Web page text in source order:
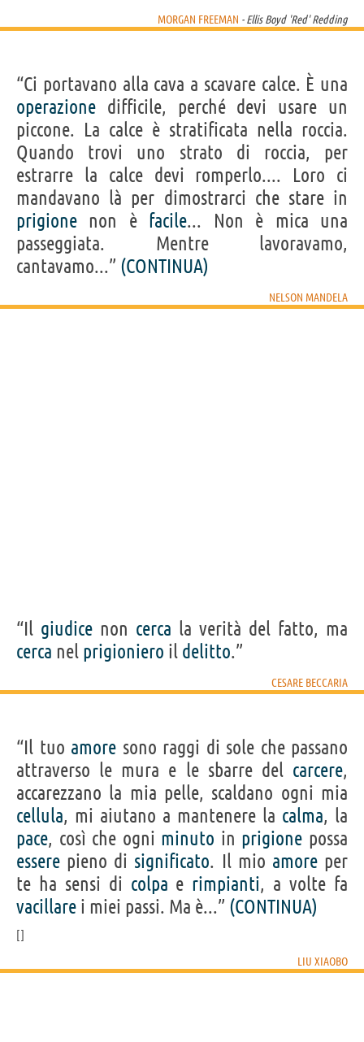
MORGAN FREEMAN - Ellis Boyd 'Red' Redding
“Ci portavano alla cava a scavare calce. È una
operazione difficile, perché devi usare un
piccone. La calce è stratificata nella roccia.
Quando trovi uno strato di roccia, per
estrarre la calce devi romperlo.... Loro ci
mandavano là per dimostrarci che stare in
prigione non è facile... Non è mica una
passeggiata. Mentre lavoravamo,
cantavamo...” (CONTINUA)
NELSON MANDELA
“Il giudice non cerca la verità del fatto, ma
cerca nel prigioniero il delitto.”
CESARE BECCARIA
“Il tuo amore sono raggi di sole che passano
attraverso le mura e le sbarre del carcere,
accarezzano la mia pelle, scaldano ogni mia
cellula, mi aiutano a mantenere la calma, la
pace, così che ogni minuto in prigione possa
essere pieno di significato. Il mio amoreper
te ha sensi di colpa e rimpianti, a volte fa
vacillare i miei passi. Ma è...” (CONTINUA)
LIU XIAOBO